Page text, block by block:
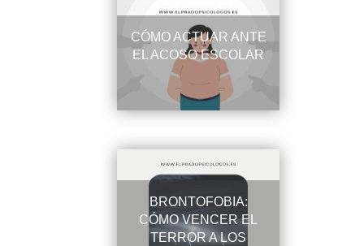
CÓMO ACTUAR ANTE
EL ACOSO ESCOLAR
BRONTOFOBIA:
CÓMO VENCER EL
TERROR A LOS